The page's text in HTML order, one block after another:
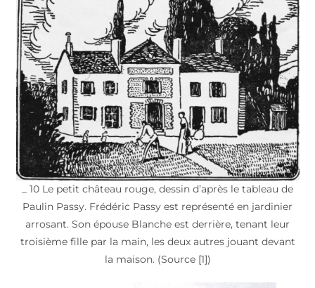
_ 10 Le petit château rouge, dessin d’après le tableau de
Paulin Passy. Frédéric Passy est représenté en jardinier
arrosant. Son épouse Blanche est derrière, tenant leur
troisième fille par la main, les deux autres jouant devant
la maison. (Source [1])